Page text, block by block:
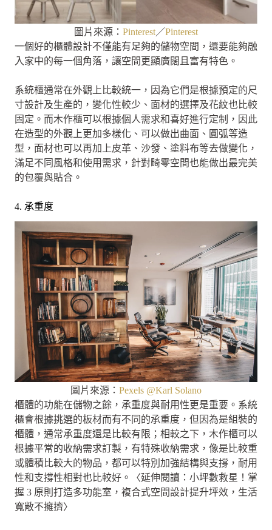
圖片來源： Pinterest／Pinterest
一個好的櫃體設計不僅能有足夠的儲物空間，還要能夠融
入家中的每一個角落，讓空間更顯廣闊且富有特色。
系統櫃通常在外觀上比較統一，因為它們是根據預定的尺
寸設計及生產的，變化性較少、面材的選擇及花紋也比較
固定。而木作櫃可以根據個人需求和喜好進行定制，因此
在造型的外觀上更加多樣化、可以做出曲面、圓弧等造
型，面材也可以再加上皮革、沙發、塗料布等去做變化，
滿足不同風格和使用需求，針對畸零空間也能做出最完美
的包覆與貼合。
4. 承重度
圖片來源： Pexels @Karl Solano
櫃體的功能在儲物之餘，承重度與耐用性更是重要。系統
櫃會根據挑選的板材而有不同的承重度，但因為是組裝的
櫃體，通常承重度還是比較有限；相較之下，木作櫃可以
根據平常的收納需求訂製，有特殊收納需求，像是比較重
或體積比較大的物品，都可以特別加強結構與支撐，耐用
性和支撐性相對也比較好。〈延伸閱讀：小坪數救星！掌
握 3 原則打造多功能室，複合式空間設計提升坪效，生活
寬敞不擁擠〉